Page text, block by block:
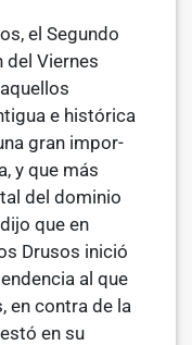
el Segundo
del Viernes
e histórica
gran impor­
y que más
del dominio
que en
Drusos inició
al que
en contra de la
en su